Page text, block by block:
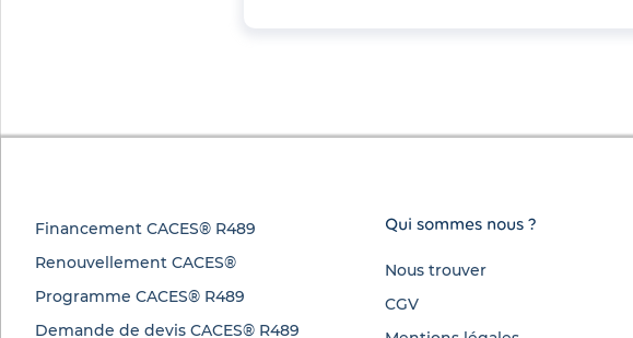
Financement CACES® R489
Renouvellement CACES®
Programme CACES® R489
Demande de devis CACES® R489
Qui sommes nous ?
Nous trouver
CGV